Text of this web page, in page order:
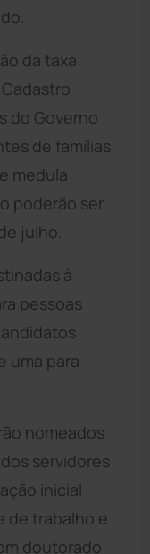
da taxa
do Governo
de famílias
medula
poderão ser
julho.
à
pessoas
uma para
nomeados
servidores
inicial
de trabalho e
doutorado